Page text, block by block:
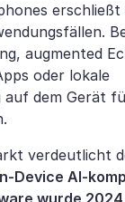
erschließt
augmented
oder lokale
auf dem Gerät
verdeutlicht
Device AI-
wurde 2024